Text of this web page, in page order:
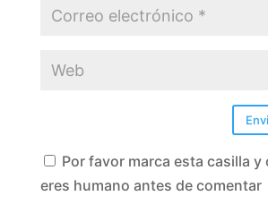
Por favor marca esta casilla
eres humano antes de comentar